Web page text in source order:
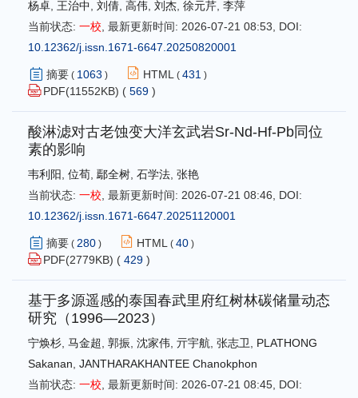
杨卓 王治中 刘倩 高伟 刘杰 徐元芹 李萍
当前状态: 一校 最新更新时间: 2026-07-21 08:53
DOI:
10.12362/j.issn.1671-6647.20250820001
摘要 ( 1063 ) HTML ( 431 )
PDF(11552KB) ( 569 )
酸淋滤对古老蚀变大洋玄武岩Sr-Nd-Hf-Pb同位
素的影响
韦利阳 位荀 鄢全树 石学法 张艳
当前状态: 一校 最新更新时间: 2026-07-21 08:46
DOI:
10.12362/j.issn.1671-6647.20251120001
摘要 ( 280 ) HTML ( 40 )
PDF(2779KB) ( 429 )
基于多源遥感的泰国春武里府红树林碳储量动态
研究（1996—2023）
宁焕杉 马金超 郭振 沈家伟 亓宇航 张志卫
PLATHONG
Sakanan JANTHARAKHANTEE Chanokphon
当前状态: 一校 最新更新时间: 2026-07-21 08:45 DOI: